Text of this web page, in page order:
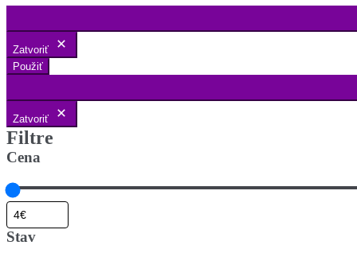
Zatvoriť
Použiť
Zatvoriť
Filtre
Cena
Stav